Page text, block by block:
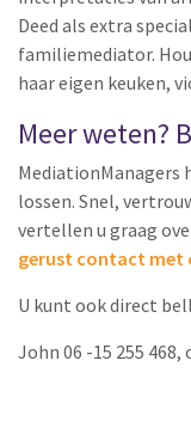
Deed als extra
familiemediator.
haar eigen keuken,
Meer weten?
MediationManagers
lossen. Snel,
vertellen u graag
gerust contact met
U kunt ook direct
John 06 -15 255 468,